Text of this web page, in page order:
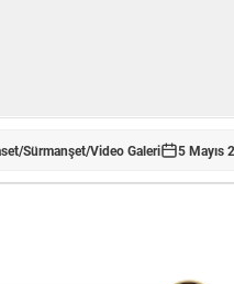
/Sürmanşet/Video Galeri 5 Mayıs